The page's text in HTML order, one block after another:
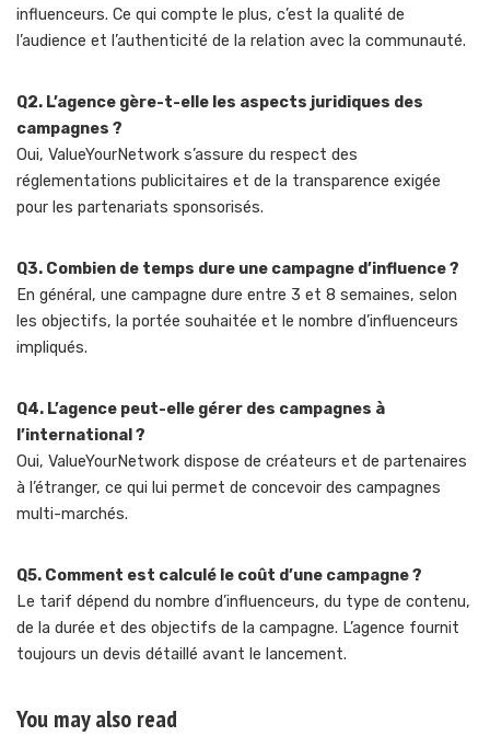
influenceurs. Ce qui compte le plus, c’est la qualité de
l’audience et l’authenticité de la relation avec la communauté.
Q2. L’agence gère-t-elle les aspects juridiques des
campagnes ?
Oui, ValueYourNetwork s’assure du respect des
réglementations publicitaires et de la transparence exigée
pour les partenariats sponsorisés.
Q3. Combien de temps dure une campagne d’influence ?
En général, une campagne dure entre 3 et 8 semaines, selon
les objectifs, la portée souhaitée et le nombre d’influenceurs
impliqués.
Q4. L’agence peut-elle gérer des campagnes à
l’international ?
Oui, ValueYourNetwork dispose de créateurs et de partenaires
à l’étranger, ce qui lui permet de concevoir des campagnes
multi-marchés.
Q5. Comment est calculé le coût d’une campagne ?
Le tarif dépend du nombre d’influenceurs, du type de contenu,
de la durée et des objectifs de la campagne. L’agence fournit
toujours un devis détaillé avant le lancement.
You may also read